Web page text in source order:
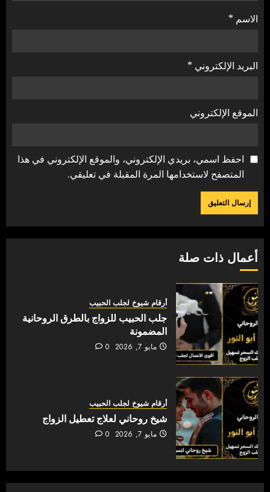
الاسم *
البريد الإلكتروني *
الموقع الإلكتروني
احفظ اسمي، بريدي الإلكتروني، والموقع الإلكتروني في هذا
المتصفح لاستخدامها المرة المقبلة في تعليقي.
أعمال ذات صلة
أرقام شيوخ لجلب الحبيب
جلب الحبيب للزواج بالطرق الروحانية
المضمونة
مايو 7, 2026 0
أرقام شيوخ لجلب الحبيب
شيخ روحاني لعلاج تعطيل الزواج
مايو 7, 2026 0